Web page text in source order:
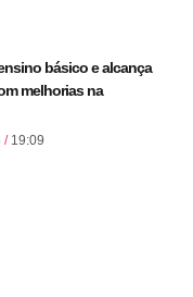
básico e alcança
melhorias na
19:09